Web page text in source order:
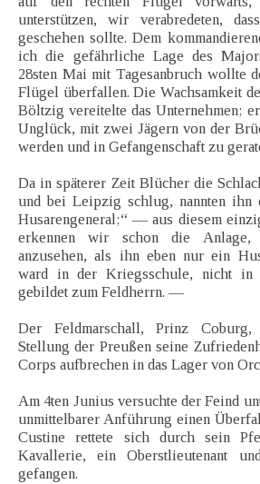
unterstützen, wir verabredeten,
geschehen sollte. Dem
ich die gefährliche Lage des
28sten Mai mit Tagesanbruch wollte
Flügel überfallen. Die Wachsamkeit
Böltzig vereitelte das Unternehmen; er
Unglück, mit zwei Jägern von der
werden und in Gefangenschaft zu
Da in späterer Zeit Blücher die
und bei Leipzig schlug, nannten ihn
Husarengeneral;“ — aus diesem
erkennen wir schon die Anlage,
anzusehen, als ihn eben nur ein
ward in der Kriegsschule, nicht in
gebildet zum Feldherrn. —
Der Feldmarschall, Prinz
Stellung der Preußen seine
Corps aufbrechen in das Lager von
Am 4ten Junius versuchte der Feind
unmittelbarer Anführung einen
Custine rettete sich durch sein
Kavallerie, ein Oberstlieutenant
gefangen.